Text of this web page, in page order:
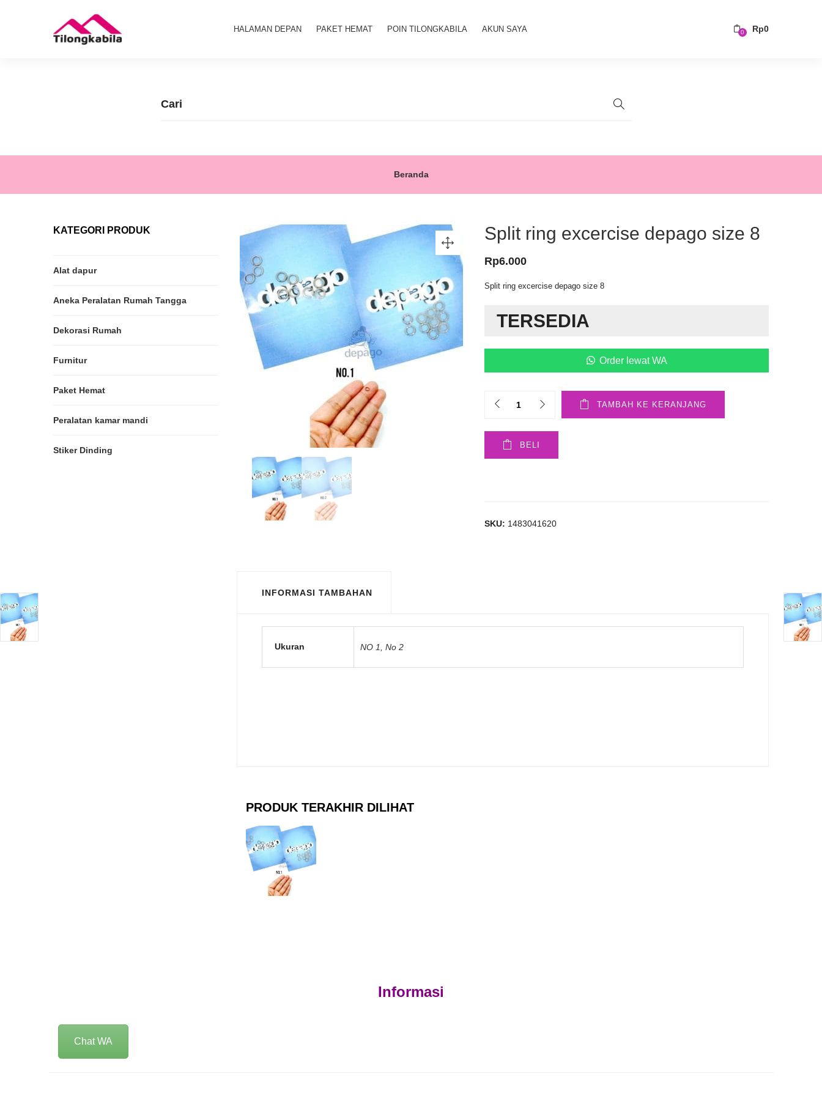
HALAMAN DEPAN PAKET HEMAT POIN TILONGKABILA AKUN SAYA 0 Rp0
Beranda
Split ring excercise depago size 8
Rp6.000
Split ring excercise depago size 8
TERSEDIA
Order lewat WA
TAMBAH KE KERANJANG
BELI
SKU: 1483041620
INFORMASI TAMBAHAN
Ukuran NO 1 No 2
PRODUK TERAKHIR DILIHAT
KATEGORI PRODUK
Alat dapur
Aneka Peralatan Rumah Tangga
Dekorasi Rumah
Furnitur
Paket Hemat
Peralatan kamar mandi
Stiker Dinding
Informasi
Chat WA